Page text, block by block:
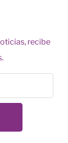
recibe